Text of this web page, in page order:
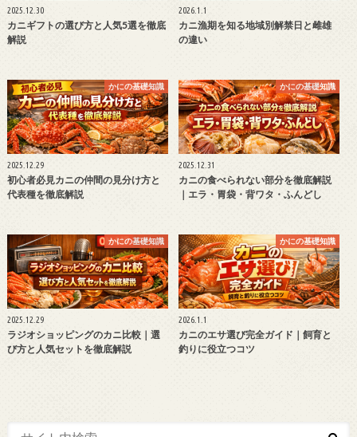
2025.12.30
カニギフトの選び方と人気5選を徹底
解説
2026.1.1
カニ漁期を知る地域別解禁日と雌雄
の違い
かにの基礎知識
2025.12.29
初心者必見カニの仲間の見分け方と
代表種を徹底解説
かにの基礎知識
2025.12.31
カニの食べられない部分を徹底解説
｜エラ・胃袋・背ワタ・ふんどし
かにの基礎知識
2025.12.29
ラジオショッピングのカニ比較｜選
び方と人気セットを徹底解説
かにの基礎知識
2026.1.1
カニのエサ選び完全ガイド｜飼育と
釣りに役立つコツ